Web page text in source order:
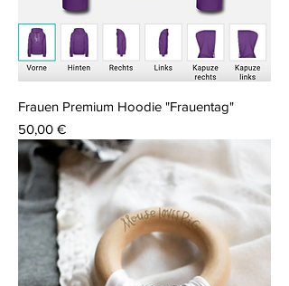
Frauen Premium Hoodie "Frauentag"
Preis
50,00 €